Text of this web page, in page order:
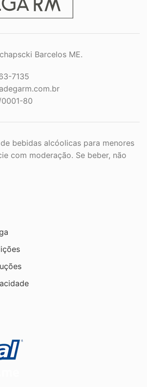
Barcelos ME.
7135
80
bebidas alcóolicas para menores
com moderação. Se beber, não